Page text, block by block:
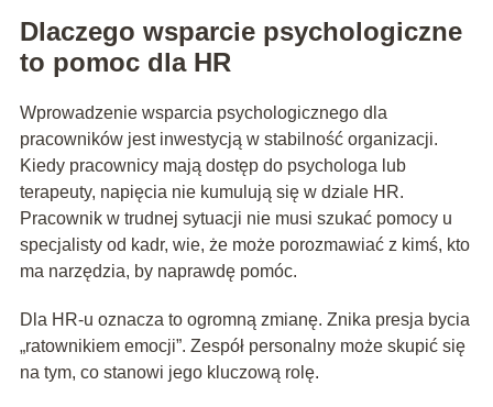
Dlaczego wsparcie psychologiczne
to pomoc dla HR
Wprowadzenie wsparcia psychologicznego dla
pracowników jest inwestycją w stabilność organizacji.
Kiedy pracownicy mają dostęp do psychologa lub
terapeuty, napięcia nie kumulują się w dziale HR.
Pracownik w trudnej sytuacji nie musi szukać pomocy u
specjalisty od kadr, wie, że może porozmawiać z kimś, kto
ma narzędzia, by naprawdę pomóc.
Dla HR-u oznacza to ogromną zmianę. Znika presja bycia
„ratownikiem emocji”. Zespół personalny może skupić się
na tym, co stanowi jego kluczową rolę.